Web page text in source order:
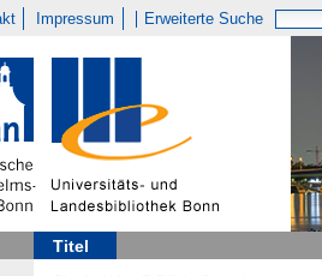
Impressum Erweiterte Suche
Titel